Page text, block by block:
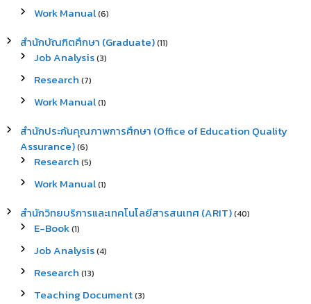
Work Manual(6)
สำนักบัณฑิตศึกษา (Graduate)(11)
Job Analysis(3)
Research (7)
Work Manual(1)
สำนักประกันคุณภาพการศึกษา (Office of Education Quality
Assurance)(6)
Research (5)
Work Manual(1)
สำนักวิทยบริการและเทคโนโลยีสารสนเทศ (ARIT)(40)
E-Book(1)
Job Analysis(4)
Research (13)
Teaching Document(3)